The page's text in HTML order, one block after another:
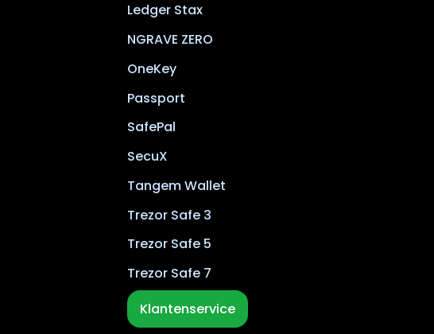
Ledger Stax
NGRAVE ZERO
OneKey
Passport
SafePal
SecuX
Tangem Wallet
Trezor Safe 3
Trezor Safe 5
Trezor Safe 7
Klantenservice